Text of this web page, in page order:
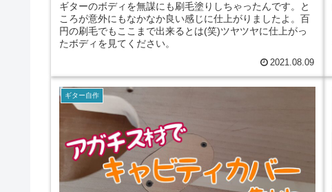
ギターのボディを無謀にも刷毛塗りしちゃったんです。と
ころが意外にもなかなか良い感じに仕上がりましたよ。百
円の刷毛でもここまで出来るとは(笑)ツヤツヤに仕上がっ
たボディを見てください。
2021.08.09
ギター自作